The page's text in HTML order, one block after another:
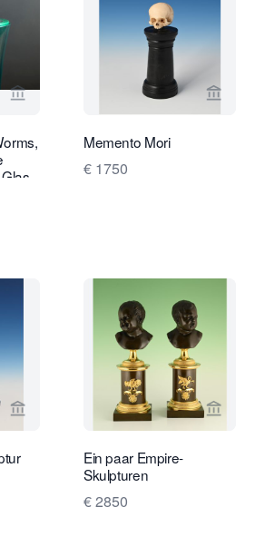
Verkaeuferseite von Kunstconsult 2.0
Memento Mori
€ 1750
Verkaeuferseite von Limburg
Ein paar Empire-
Skulpturen
€ 2850